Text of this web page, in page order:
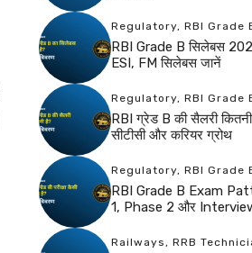
Regulatory, RBI Grade
RBI Grade B सिलेबस
ESI, FM सिलेबस जानें
Regulatory, RBI Grade
RBI ग्रेड B की सैलरी
सीटीसी और करियर ग्रोथ
Regulatory, RBI Grade
RBI Grade B Exam
1, Phase 2 और Interview
Railways , RRB